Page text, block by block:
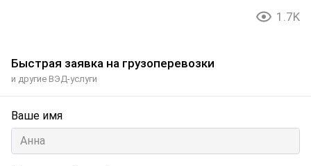
1.7K
Быстрая заявка на грузоперевозки
и другие ВЭД-услуги
Ваше имя